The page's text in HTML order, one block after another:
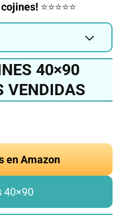
cojines! ⭐⭐⭐⭐⭐
40×90
VENDIDAS
en Amazon
40×90